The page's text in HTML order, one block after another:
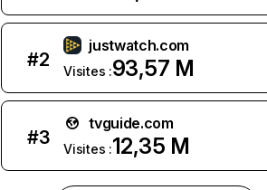
#2
justwatch.com
Visites :93,57 M
#3
tvguide.com
Visites :12,35 M